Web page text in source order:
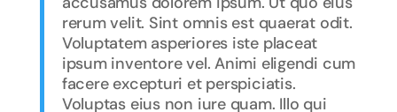
rerum velit. Sint omnis est quaerat odit.
Voluptatem asperiores iste placeat
ipsum inventore vel. Animi eligendi cum
facere excepturi et perspiciatis.
Voluptas eius non iure quam. Illo qui